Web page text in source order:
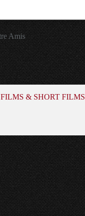
FILMS & SHORT FILMS